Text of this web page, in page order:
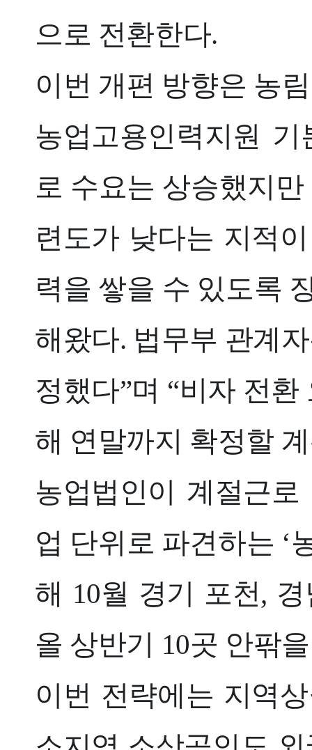
으로 전환한다.
이번 개편 방향은 농
농업고용인력지원
로 수요는 상승했지
련도가 낮다는 지적
력을 쌓을 수 있도록
해왔다. 법무부 관계
정했다”며 “비자 전
해 연말까지 확정할
농업법인이 계절근
업 단위로 파견하는 ‘
해 10월 경기 포천,
올 상반기 10곳 안팎
이번 전략에는 지역